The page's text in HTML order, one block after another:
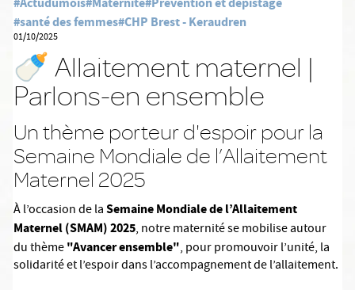
#santé des femmes#CHP Brest - Keraudren
01/10/2025
🍼 Allaitement maternel |
Parlons-en ensemble
Un thème porteur d'espoir pour la
Semaine Mondiale de l’Allaitement
Maternel 2025
À l’occasion de laSemaine Mondiale de l’Allaitement
Maternel (SMAM) 2025, notre maternité se mobilise autour
du thème"Avancer ensemble", pour promouvoir l’unité, la
solidarité et l’espoir dans l’accompagnement de l’allaitement.